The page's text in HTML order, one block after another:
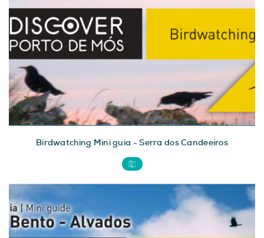
Birdwatching Mini guia - Serra dos Candeeiros